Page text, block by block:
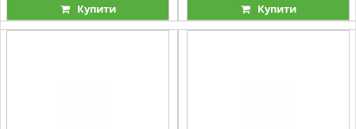
Купити Купити